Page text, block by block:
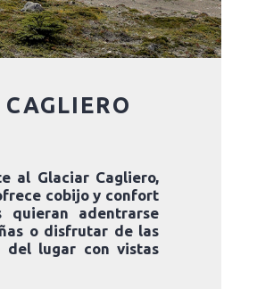
CAGLIERO
al Glaciar Cagliero,
cobijo y confort
quieran adentrarse
o disfrutar de las
del lugar con vistas